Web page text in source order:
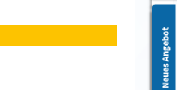
Leichte Sprache
Neues Angebot